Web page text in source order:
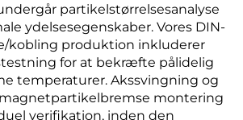
partikelstørrelsesanalyse
ydelsesegenskaber. Vores DIN-
kobling produktion inkluderer
for at bekræfte pålidelig
temperaturer. Akssvingning og
magnetpartikelbremse montering
verifikation, inden den